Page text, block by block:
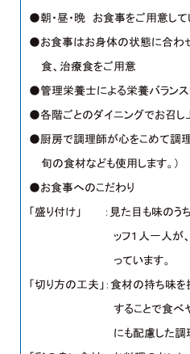
●朝・昼・晩 お食事をご用意して
●お食事はお身体の状態に合わせ
食、治療食をご用意
●管理栄養士による栄養バランス
●各階ごとのダイニングでお召し
●厨房で調理師が心をこめて調理
旬の食材なども使用します。）
●お食事へのこだわり
「盛り付け」 ：見た目も味のう
ッフ１人一人が
っています。
「切り方の工夫」：食材の持ち味
することで食べ
にも配慮した調